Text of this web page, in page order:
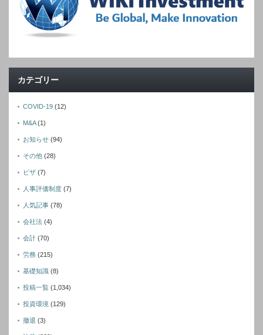
カテゴリー
COVID-19 (12)
M&A(1)
お知らせ (94)
その他 (28)
ビザ (7)
人事評価制度 (7)
人気記事 (78)
会社法 (4)
会計 (70)
労務 (215)
基礎知識 (8)
投稿一覧 (1,034)
投資環境 (129)
撤退 (3)